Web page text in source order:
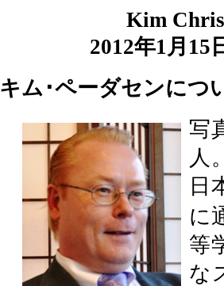
Kim
2012年1 月15
キム･ペーダセンにつ
写
人
日
に
等
な